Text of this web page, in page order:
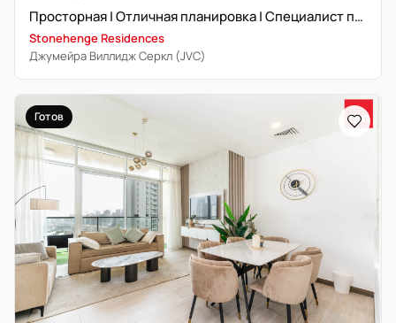
Просторная | Отличная планировка | Специалист по недвижимости
Stonehenge Residences
Джумейра Виллидж Серкл (JVC)
Готов